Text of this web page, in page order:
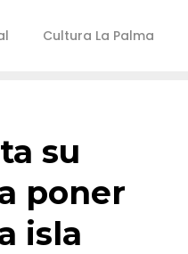
Cultura La Palma
su
poner
isla